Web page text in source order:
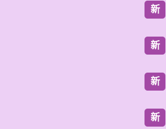
新
新
新
新